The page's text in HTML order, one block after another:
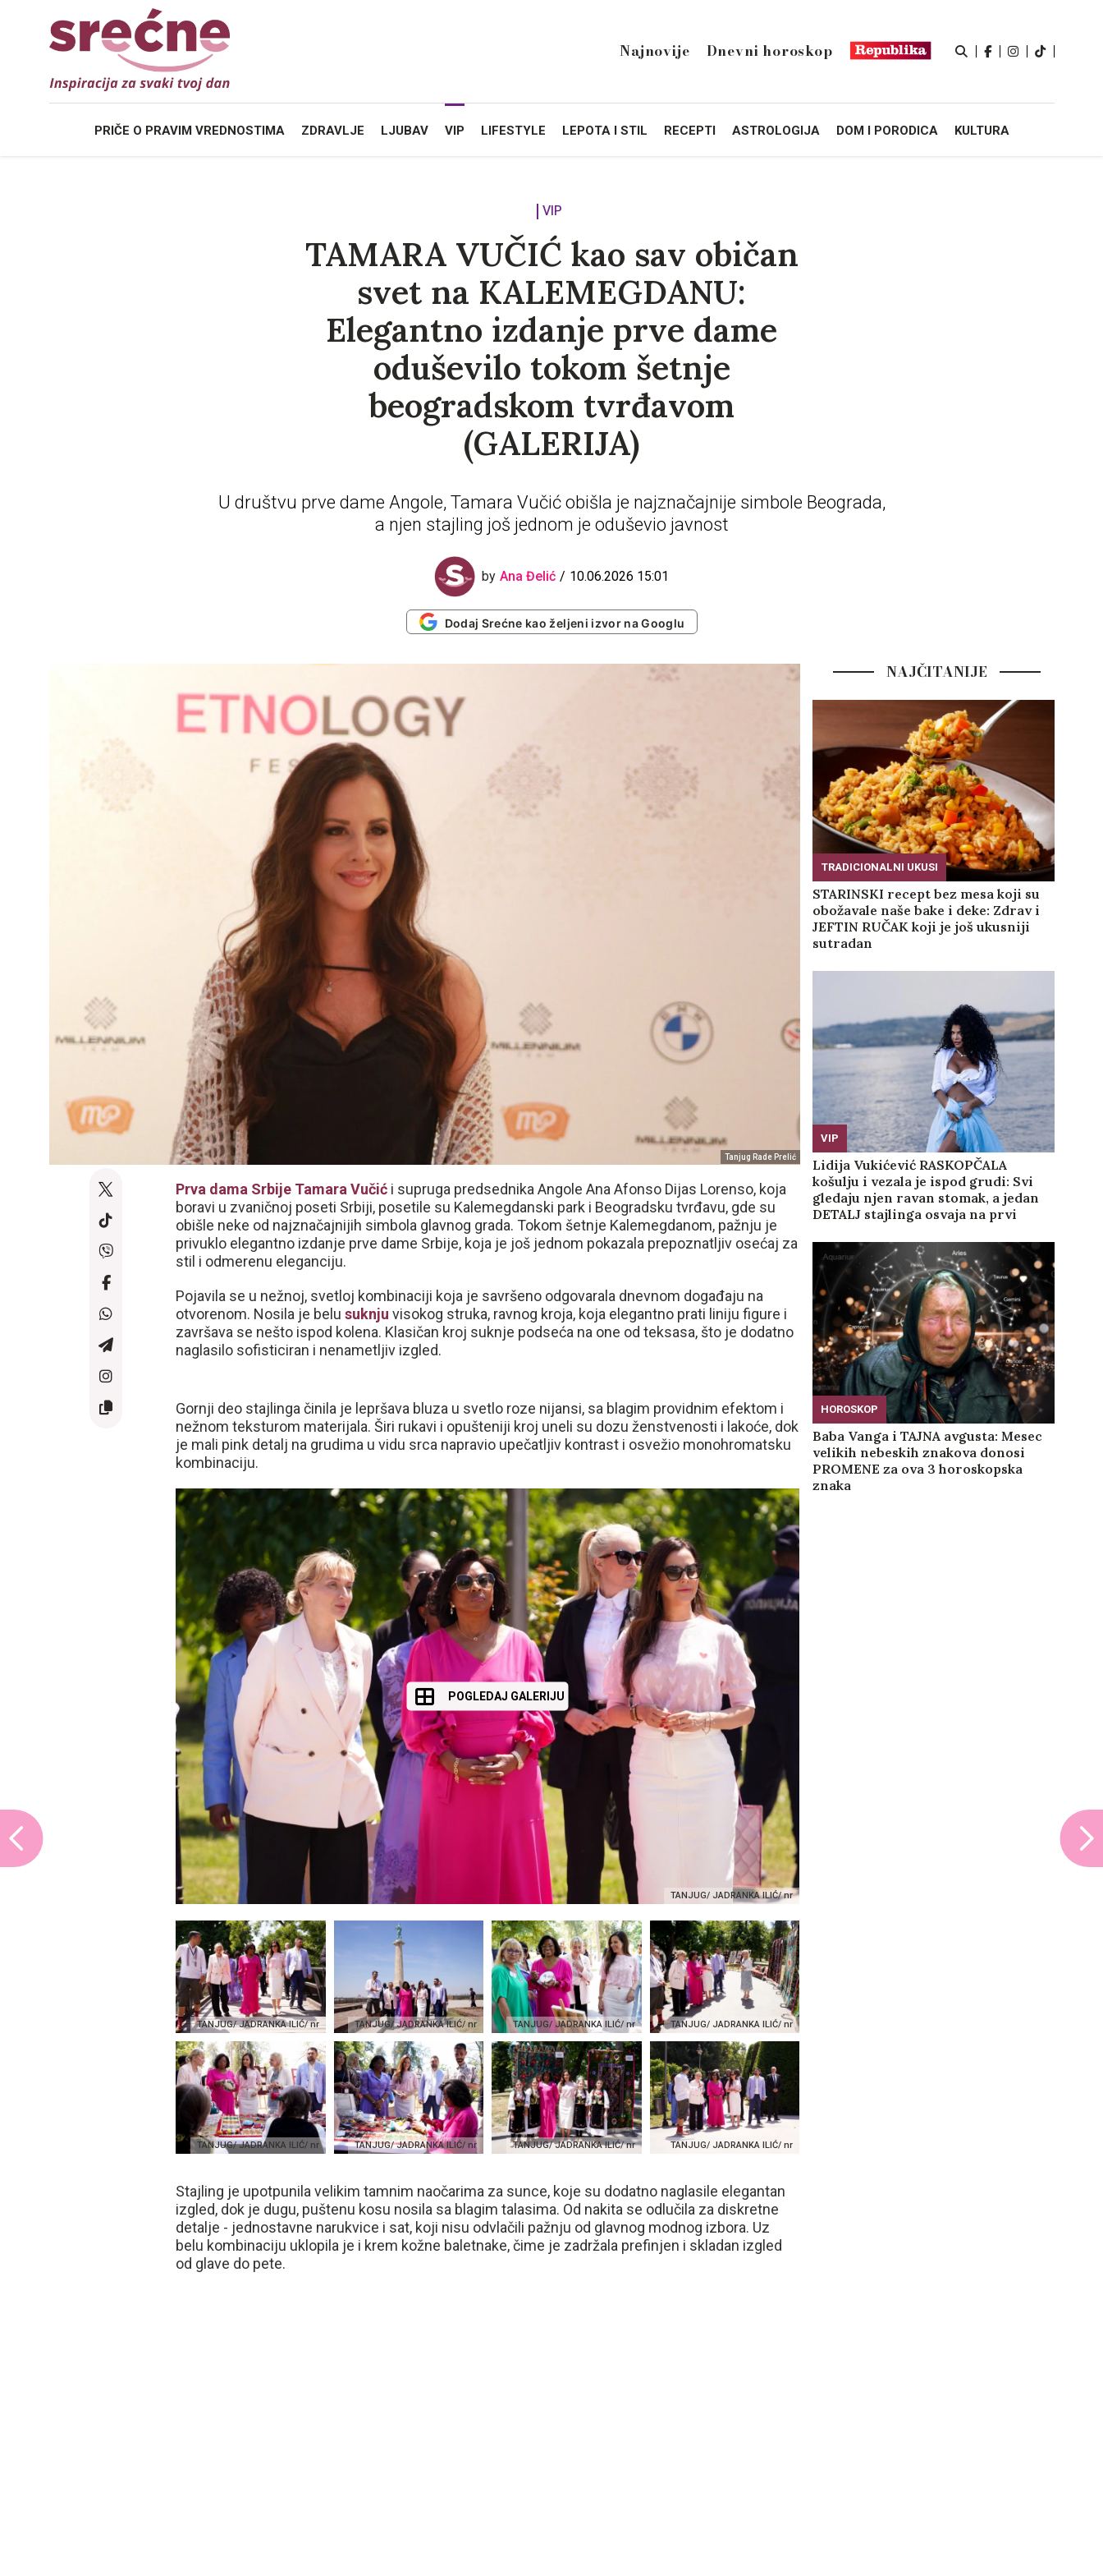
Najnovije Dnevni horoskop
PRIČE O PRAVIM VREDNOSTIMA ZDRAVLJE LJUBAV VIP LIFESTYLE LEPOTA I STIL RECEPTI ASTROLOGIJA DOM I PORODICA KULTURA
VIP
TAMARA VUČIĆ kao sav običan
svet na KALEMEGDANU:
Elegantno izdanje prve dame
oduševilo tokom šetnje
beogradskom tvrđavom
(GALERIJA)
U društvu prve dame Angole, Tamara Vučić obišla je najznačajnije simbole Beograda,
a njen stajling još jednom je oduševio javnost
by Ana Đelić 10.06.2026 15:01
Dodaj Srećne kao željeni izvor na Googlu
Tanjug Rade Prelić
Prva dama Srbije Tamara Vučić i supruga predsednika Angole Ana Afonso Dijas Lorenso, koja
boravi u zvaničnoj poseti Srbiji, posetile su Kalemegdanski park i Beogradsku tvrđavu, gde su
obišle neke od najznačajnijih simbola glavnog grada. Tokom šetnje Kalemegdanom, pažnju je
privuklo elegantno izdanje prve dame Srbije, koja je još jednom pokazala prepoznatljiv osećaj za
stil i odmerenu eleganciju.
Pojavila se u nežnoj, svetloj kombinaciji koja je savršeno odgovarala dnevnom događaju na
otvorenom. Nosila je belusuknju visokog struka, ravnog kroja, koja elegantno prati liniju figure i
završava se nešto ispod kolena. Klasičan kroj suknje podseća na one od teksasa, što je dodatno
naglasilo sofisticiran i nenametljiv izgled.
Gornji deo stajlinga činila je lepršava bluza u svetlo roze nijansi, sa blagim providnim efektom i
nežnom teksturom materijala. Širi rukavi i opušteniji kroj uneli su dozu ženstvenosti i lakoće, dok
je mali pink detalj na grudima u vidu srca napravio upečatljiv kontrast i osvežio monohromatsku
kombinaciju.
TANJUG/ JADRANKA ILIĆ/ nr
POGLEDAJ GALERIJU
TANJUG/ JADRANKA ILIĆ/ nr TANJUG/ JADRANKA ILIĆ/ nr TANJUG/ JADRANKA ILIĆ/ nr TANJUG/ JADRANKA ILIĆ/ nr
TANJUG/ JADRANKA ILIĆ/ nr TANJUG/ JADRANKA ILIĆ/ nr TANJUG/ JADRANKA ILIĆ/ nr TANJUG/ JADRANKA ILIĆ/ nr
Stajling je upotpunila velikim tamnim naočarima za sunce, koje su dodatno naglasile elegantan
izgled, dok je dugu, puštenu kosu nosila sa blagim talasima. Od nakita se odlučila za diskretne
detalje - jednostavne narukvice i sat, koji nisu odvlačili pažnju od glavnog modnog izbora. Uz
belu kombinaciju uklopila je i krem kožne baletnake, čime je zadržala prefinjen i skladan izgled
od glave do pete.
NAJČITANIJE
TRADICIONALNI UKUSI
STARINSKI recept bez mesa koji su
obožavale naše bake i deke: Zdrav i
JEFTIN RUČAK koji je još ukusniji
sutradan
VIP
Lidija Vukićević RASKOPČALA
košulju i vezala je ispod grudi: Svi
gledaju njen ravan stomak, a jedan
DETALJ stajlinga osvaja na prvi
HOROSKOP
Baba Vanga i TAJNA avgusta: Mesec
velikih nebeskih znakova donosi
PROMENE za ova 3 horoskopska
znaka